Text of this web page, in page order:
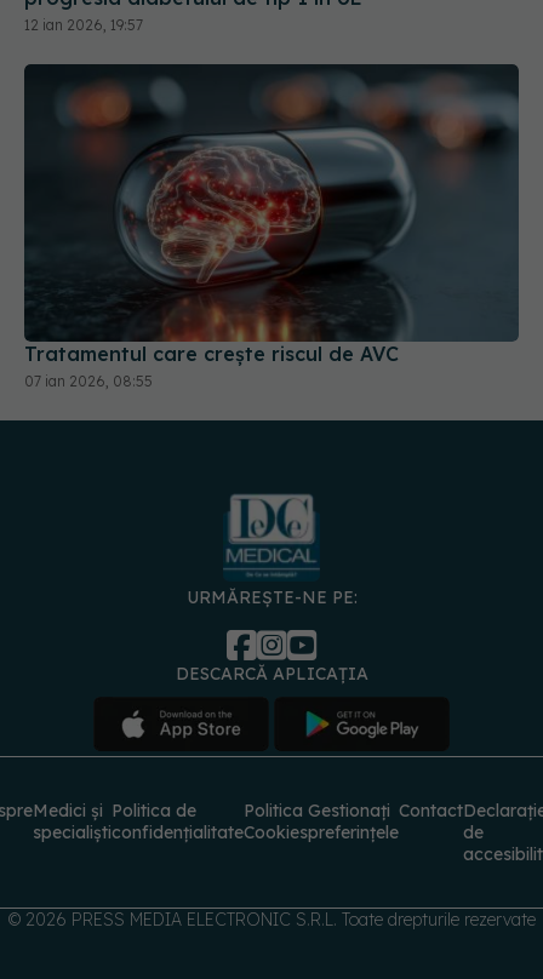
Tratamentul care crește riscul de AVC
URMĂREȘTE-NE PE:
Medici și Politica de
Politica Gestionați Contact
© 2026 PRESS MEDIA ELECTRONIC S.R.L. Toate drepturile rezervate